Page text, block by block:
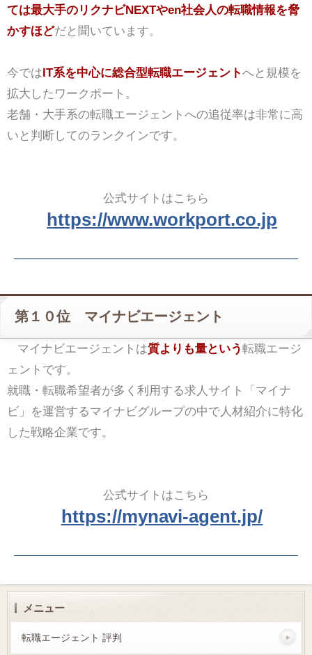
ては最大手のリクナビNEXTやen社会人の転職情報を脅
かすほどだと聞いています。
今ではIT系を中心に総合型転職エージェントへと規模を
拡大したワークポート。
老舗・大手系の転職エージェントへの追従率は非常に高
いと判断してのランクインです。
公式サイトはこちら
https://www.workport.co.jp
第１０位 マイナビエージェント
マイナビエージェントは質よりも量という転職エージ
ェントです。
就職・転職希望者が多く利用する求人サイト「マイナ
ビ」を運営するマイナビグループの中で人材紹介に特化
した戦略企業です。
公式サイトはこちら
https://mynavi-agent.jp/
メニュー
転職エージェント 評判